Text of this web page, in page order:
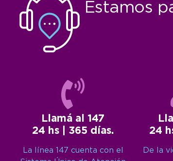
Estamos
Llamá al 147
24 hs | 365 días.
La línea 147 cuenta con el
24
De la